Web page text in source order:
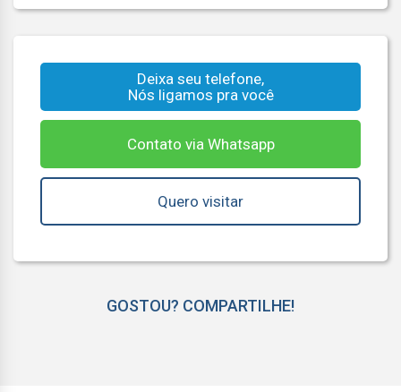
Deixa seu telefone,
Nós ligamos pra você
Contato via Whatsapp
Quero visitar
GOSTOU? COMPARTILHE!